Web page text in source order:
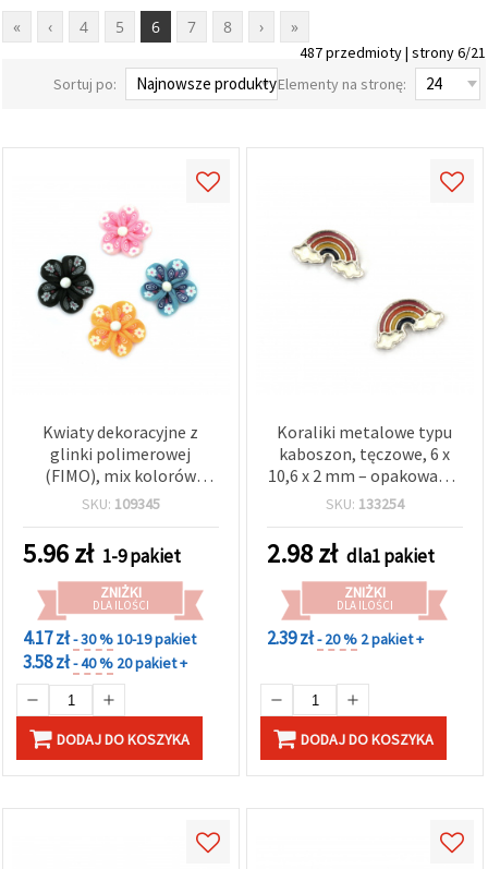
« ‹ 4 5 6 7 8 › »
487 przedmioty | strony 6/21
Sortuj po:
Elementy na stronę:
Kwiaty dekoracyjne z
glinki polimerowej
(FIMO), mix kolorów
(asort.), 26×13 mm –
rękodzieła,
scrapbookingu, DIY i
tworzenia biżuterii
SKU: 109345
5.96zł 1-9 pakiet
ZNIŻKI
DLA ILOŚCI
4.17 zł- 30 %10-19 pakiet
3.58 zł- 40 % 20 pakiet +
DODAJ DO KOSZYKA
Koraliki metalowe typu
kaboszon, tęczowe, 6 x
10,6 x 2 mm – opakowanie
2 szt.
SKU: 133254
2.98zł dla1 pakiet
ZNIŻKI
DLA ILOŚCI
2.39 zł- 20 % 2 pakiet +
DODAJ DO KOSZYKA